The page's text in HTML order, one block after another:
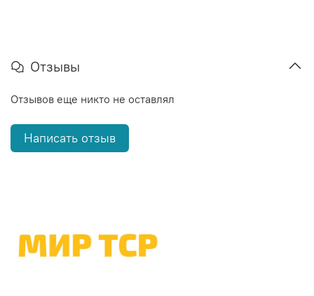
Отзывы
Отзывов еще никто не оставлял
Написать отзыв